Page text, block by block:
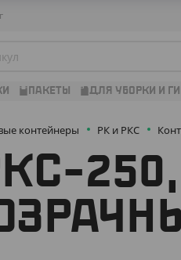
ПАКЕТЫ ДЛЯ УБОРКИ И
контейнеры РК и РКС